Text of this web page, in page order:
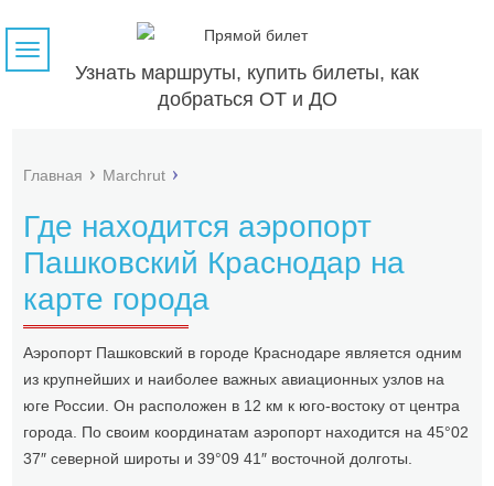
Узнать маршруты, купить билеты, как
добраться ОТ и ДО
Навигация
Главная Marchrut
Где находится аэропорт
Пашковский Краснодар на
карте города
Аэропорт Пашковский в городе Краснодаре является одним
из крупнейших и наиболее важных авиационных узлов на
юге России. Он расположен в 12 км к юго-востоку от центра
города. По своим координатам аэропорт находится на 45°02
37″ северной широты и 39°09 41″ восточной долготы.